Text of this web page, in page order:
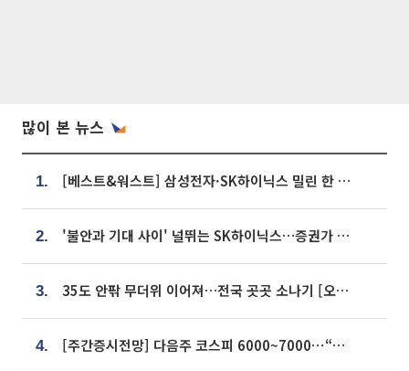
많이 본 뉴스
1. [베스트&워스트] 삼성전자·SK하이닉스 밀린 한 주…상상인증권은 85% 급등
2. '불안과 기대 사이' 널뛰는 SK하이닉스…증권가 "HBM4·LTA 기반 펀터멘털 견고"
3. 35도 안팎 무더위 이어져…전국 곳곳 소나기 [오늘 날씨]
4. [주간증시전망] 다음주 코스피 6000~7000⋯“外人 수급은 정책이 변수”